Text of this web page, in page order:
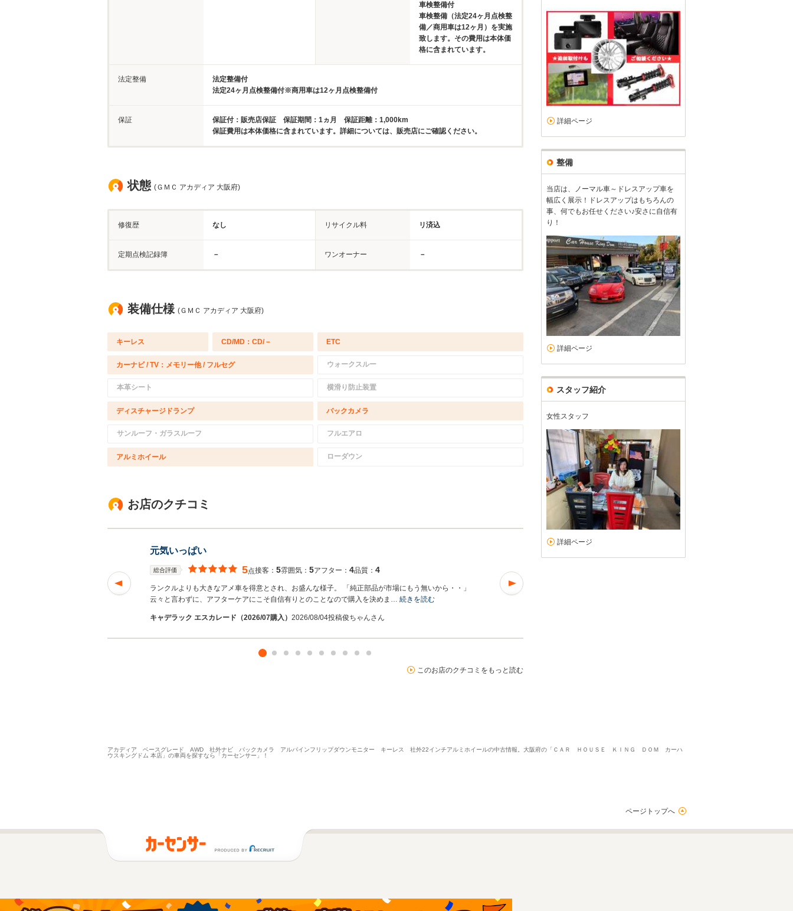
車検整備付
車検整備（法定24ヶ月点検整
備／商用車は12ヶ月）を実施
致します。その費用は本体価
格に含まれています。
法定整備
法定整備付
法定24ヶ月点検整備付※商用車は12ヶ月点検整備付
保証
保証付：販売店保証 保証期間：1ヵ月 保証距離：1,000km
保証費用は本体価格に含まれています。詳細については、販売店にご確認ください。
状態 (ＧＭＣ アカディア 大阪府)
修復歴 なし リサイクル料 リ済込
定期点検記録簿 － ワンオーナー －
装備仕様 (ＧＭＣ アカディア 大阪府)
キーレス CD/MD：CD/－ ETC
カーナビ / TV：メモリー他 / フルセグ ウォークスルー
本革シート 横滑り防止装置
ディスチャージドランプ バックカメラ
サンルーフ・ガラスルーフ フルエアロ
アルミホイール ローダウン
お店のクチコミ
元気いっぱい
総合評価 5点接客： 5雰囲気： 5アフター： 4品質： 4
ランクルよりも大きなアメ車を得意とされ、お盛んな様子。 「純正部品が市場にもう無いから・・」
云々と言わずに、アフターケアにこそ自信有りとのことなので購入を決めま… 続きを読む
キャデラック エスカレード（2026/07購入） 2026/08/04投稿俊ちゃんさん
このお店のクチコミをもっと読む
詳細ページ
整備
当店は、ノーマル車～ドレスアップ車を
幅広く展示！ドレスアップはもちろんの
事、何でもお任せください♪安さに自信有
り！
詳細ページ
スタッフ紹介
女性スタッフ
詳細ページ
アカディア ベースグレード AWD 社外ナビ バックカメラ アルパインフリップダウンモニター キーレス 社外22インチアルミホイールの中古情報。大阪府の「ＣＡＲ ＨＯＵＳＥ ＫＩＮＧ ＤＯＭ カーハ
ウスキングドム 本店」の車両を探すなら「カーセンサー」！
ページトップへ